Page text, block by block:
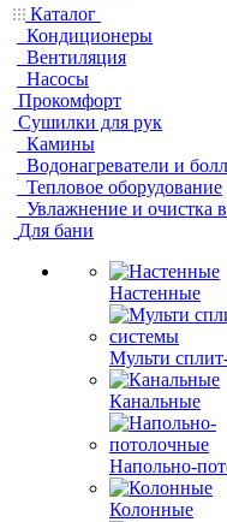
Каталог
Кондиционеры
Вентиляция
Насосы
Прокомфорт
Сушилки для рук
Камины
Водонагреватели и
Тепловое оборудование
Увлажнение и очистка
Для бани
Настенные
Мульти
Канальные
Напольно-
Колонные